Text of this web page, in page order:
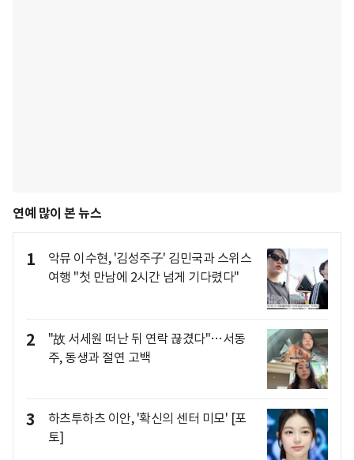
연예 많이 본 뉴스
1
악뮤 이수현, '김성주子' 김민국과 스위스
여행 "첫 만남에 2시간 넘게 기다렸다"
2
"故 서세원 떠난 뒤 연락 끊겼다"…서동
주, 동생과 절연 고백
3
하츠투하츠 이안, '확신의 센터 미모' [포
토]